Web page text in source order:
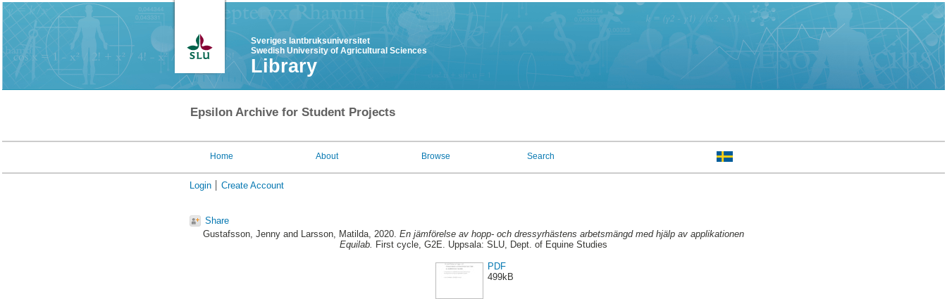
Sveriges lantbruksuniversitet
Swedish University of Agricultural Sciences
Library
Epsilon Archive for Student Projects
Home About Browse Search
Login Create Account
Share
Gustafsson, Jenny and Larsson, Matilda, 2020. En jämförelse av hopp- och dressyrhästens arbetsmängd med hjälp av applikationen
Equilab. First cycle, G2E. Uppsala: SLU, Dept. of Equine Studies
PDF
499kB